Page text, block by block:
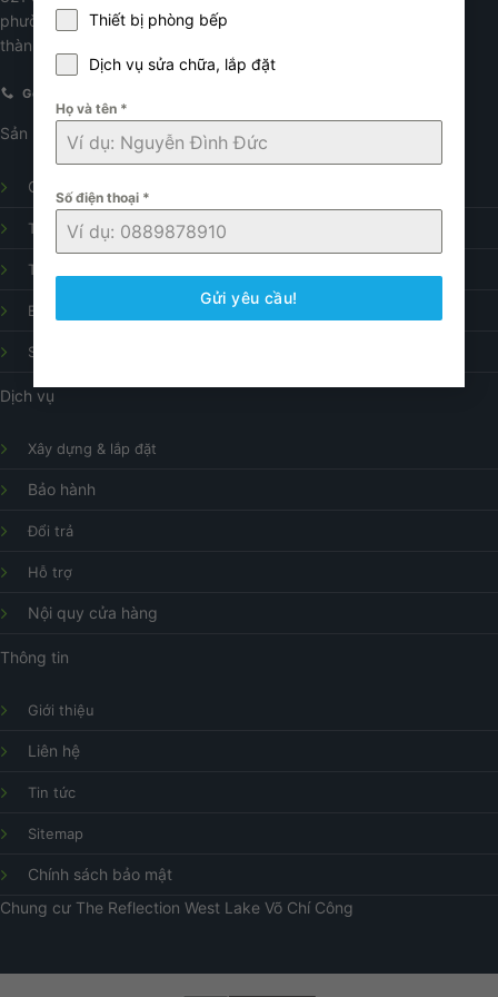
Thiết bị phòng bếp
Dịch vụ sửa chữa, lắp đặt
Họ và tên *
Số điện thoại *
Gửi yêu cầu!
phường Nghĩa Tân, quận Cầu Giấy
thành phố Hà Nội.
Gọi điện
Sản phẩm
Gạch ốp lát
Thiết bị vệ sinh
Thiết bị nhà bếp
Bình nóng lạnh
Sửa chữa điện nước
Dịch vụ
Xây dựng & lắp đặt
Bảo hành
Đổi trả
Hỗ trợ
Nội quy cửa hàng
Thông tin
Giới thiệu
Liên hệ
Tin tức
Sitemap
Chính sách bảo mật
Chung cư The Reflection West Lake Võ Chí Công